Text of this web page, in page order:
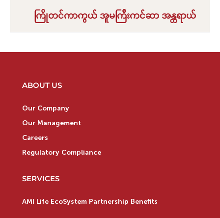
ကြိုတင်ကာကွယ် အူမကြီးကင်ဆာ အန္တရာယ်
ABOUT US
Our Company
Our Management
Careers
Regulatory Compliance
SERVICES
AMI Life EcoSystem Partnership Benefits